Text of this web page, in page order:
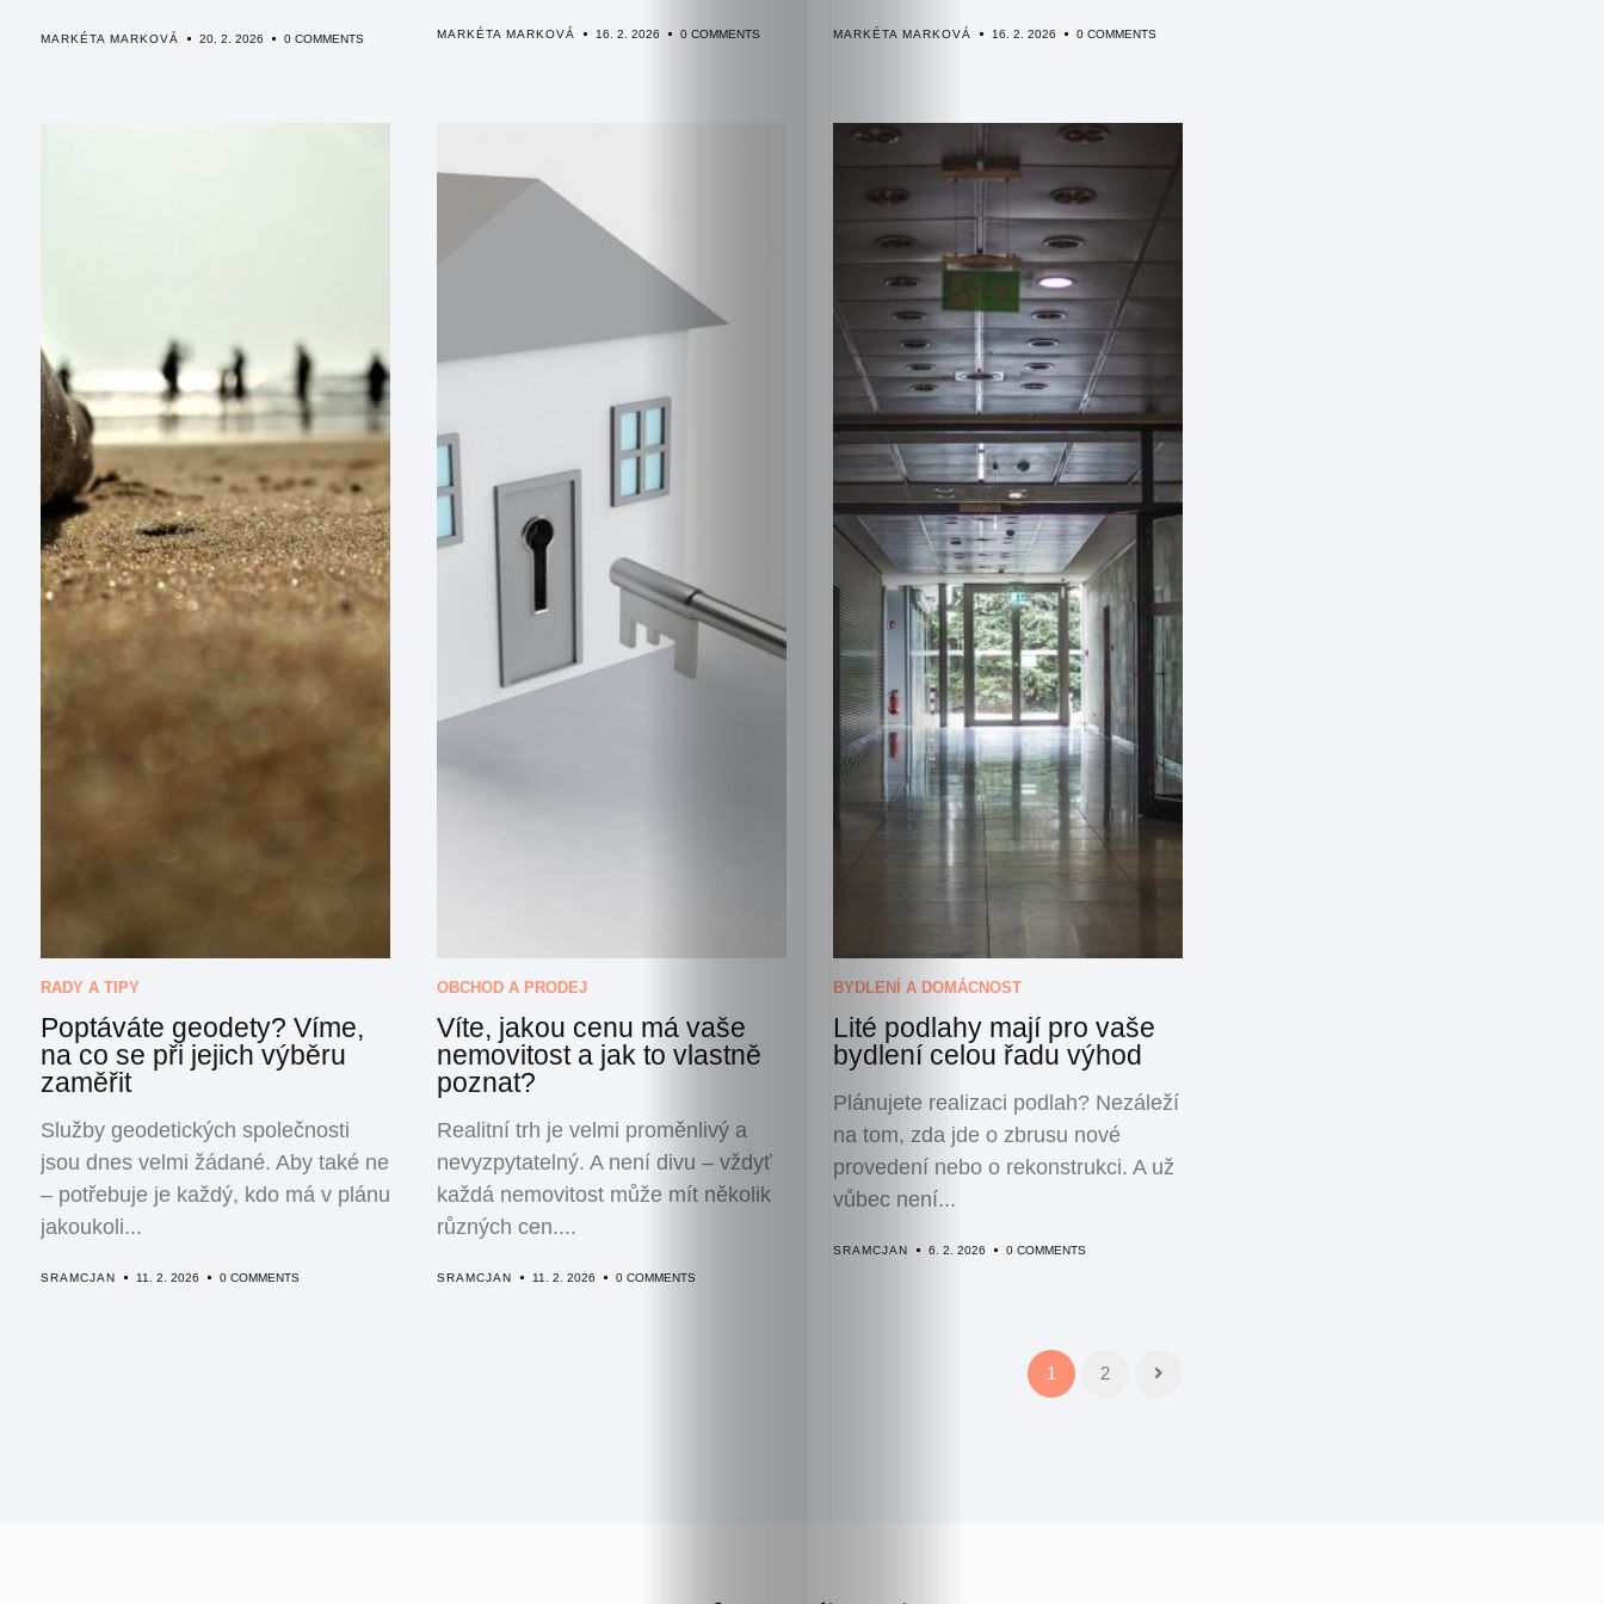
MARKÉTA MARKOVÁ 20. 2. 2026 0 COMMENTS MARKÉTA MARKOVÁ 16. 2. 2026 0 COMMENTS MARKÉTA MARKOVÁ 16. 2. 2026 0 COMMENTS
RADY A TIPY
Poptáváte geodety? Víme,
na co se při jejich výběru
zaměřit
Služby geodetických společnosti
jsou dnes velmi žádané. Aby také ne
– potřebuje je každý, kdo má v plánu
jakoukoli...
SRAMCJAN 11. 2. 2026 0 COMMENTS
OBCHOD A PRODEJ
Víte, jakou cenu má vaše
nemovitost a jak to vlastně
poznat?
Realitní trh je velmi proměnlivý a
nevyzpytatelný. A není divu – vždyť
každá nemovitost může mít několik
různých cen....
SRAMCJAN 11. 2. 2026 0 COMMENTS
BYDLENÍ A DOMÁCNOST
Lité podlahy mají pro vaše
bydlení celou řadu výhod
Plánujete realizaci podlah? Nezáleží
na tom, zda jde o zbrusu nové
provedení nebo o rekonstrukci. A už
vůbec není...
SRAMCJAN 6. 2. 2026 0 COMMENTS
1 2